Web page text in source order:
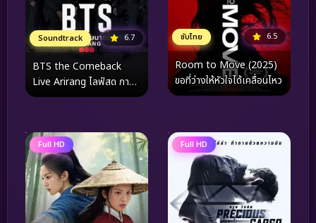
Soundtrack 6.7
BTS the Comeback
Live Arirang ไลฟ์สด การก
ลับมาของ BTS Arirang
ซับไทย 6.5
Room to Move (2025)
ขอที่ว่างให้หัวใจได้เคลื่อนไหว
Full HD Full HD